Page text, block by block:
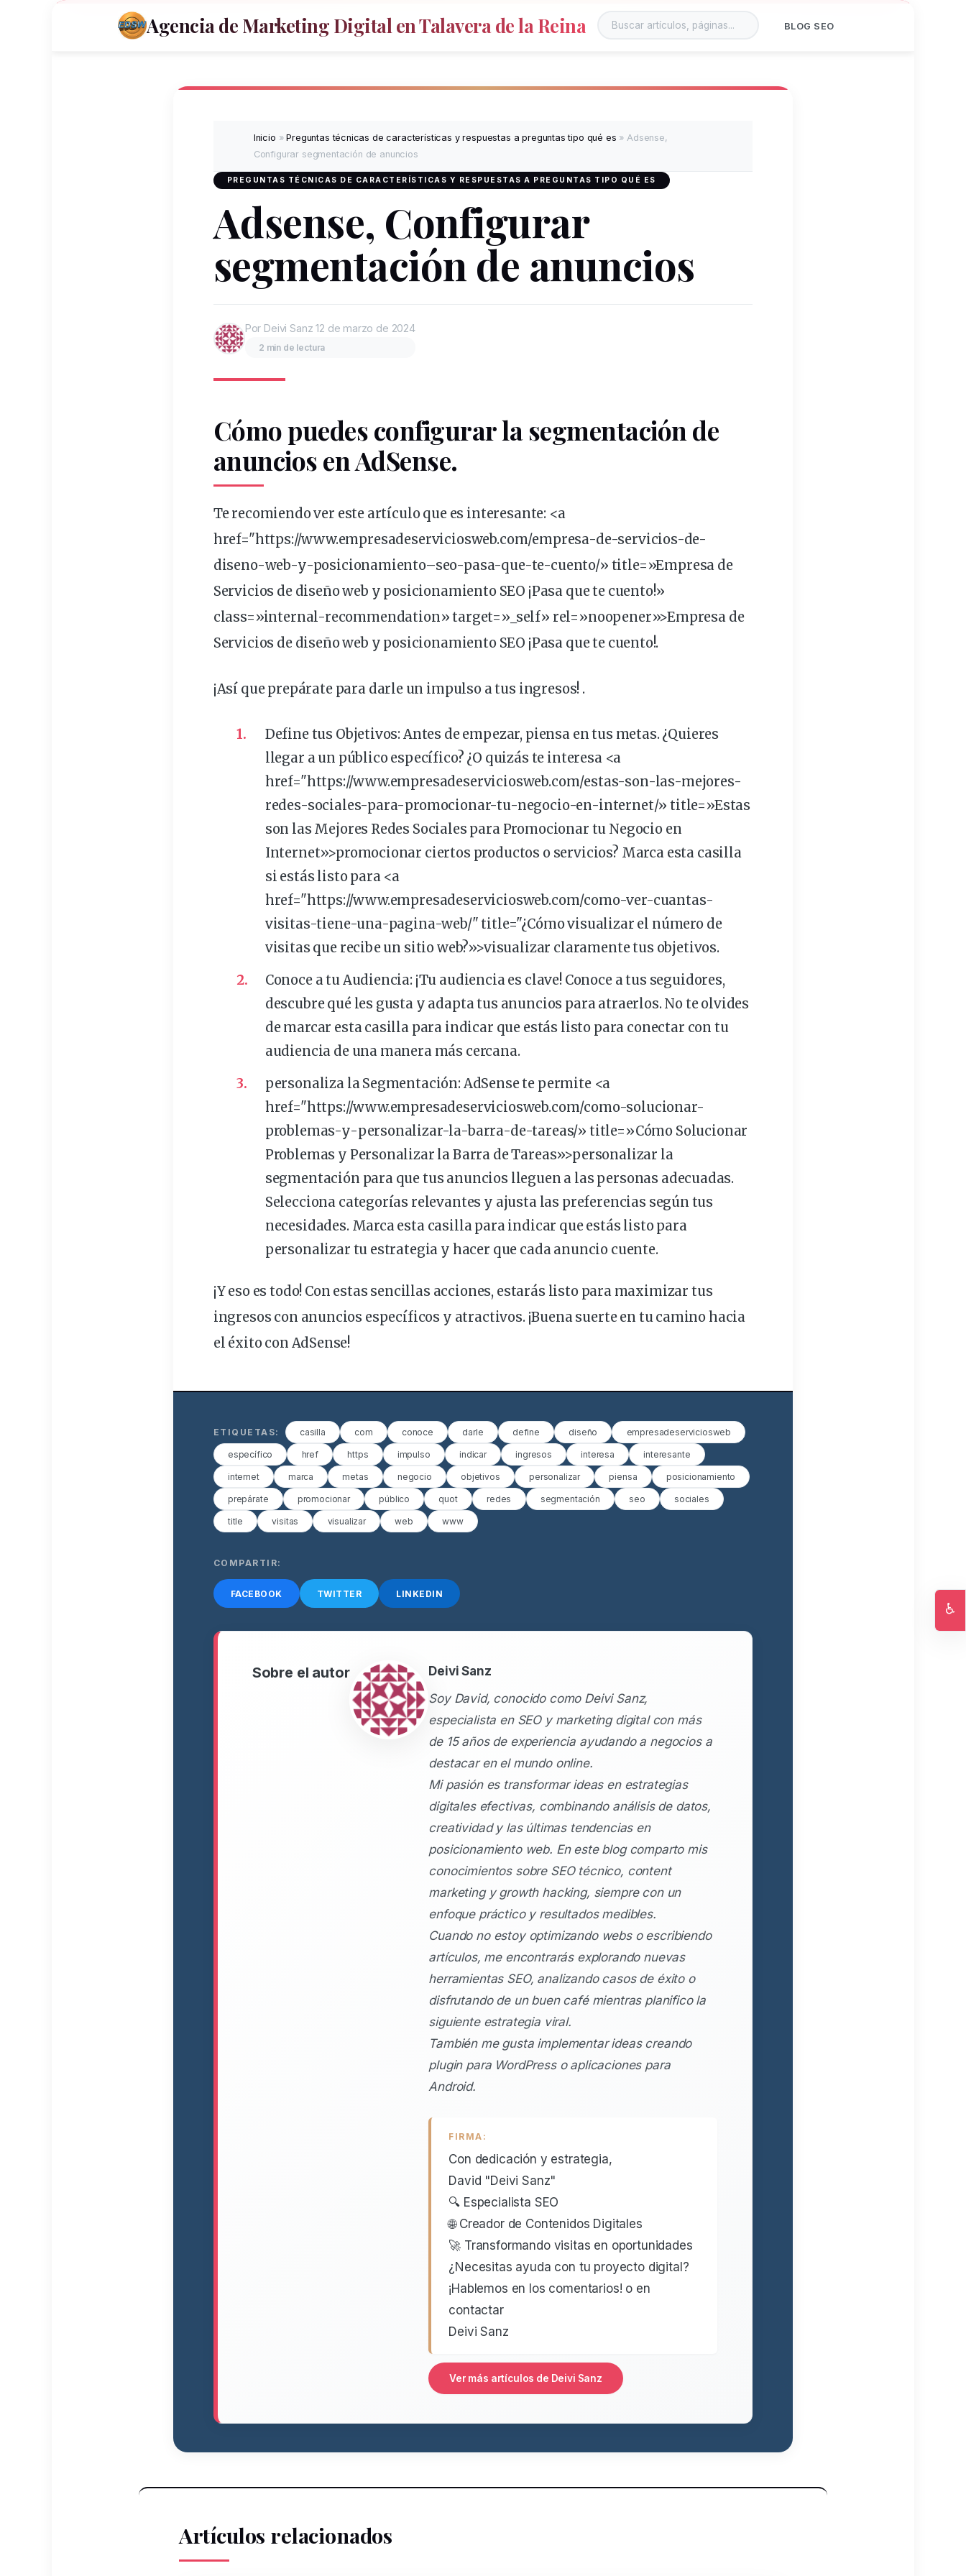
Agencia de Marketing Digital en Talavera de la Reina BLOG SEO
Inicio »Preguntas técnicas de características y respuestas a preguntas tipo qué es »Adsense,
Configurar segmentación de anuncios
PREGUNTAS TÉCNICAS DE CARACTERÍSTICAS Y RESPUESTAS A PREGUNTAS TIPO QUÉ ES
Adsense, Configurar
segmentación de anuncios
Por Deivi Sanz 12 de marzo de 2024
2 min de lectura
Cómo puedesconfigurarlasegmentación de
anuncios en AdSense.
Te recomiendo ver este artículo que es interesante: <a
href="https://www.empresadeserviciosweb.com/empresa-de-servicios-de-
diseno-web-y-posicionamiento–seo-pasa-que-te-cuento/» title=»Empresa de
Servicios de diseñoweb y posicionamiento SEO ¡Pasa que te cuento!»
class=»internal-recommendation» target=»_self» rel=»noopener»>Empresa de
Servicios de diseño web y posicionamiento SEO ¡Pasa que te cuento!.
¡Así queprepáratepara darleun impulsoa tus ingresos! .
Define tus Objetivos: Antes de empezar, piensaen tus metas. ¿Quieres
llegar a un públicoespecífico? ¿O quizás te interesa<a
href="https://www.empresadeserviciosweb.com/estas-son-las-mejores-
redes-sociales-para-promocionar-tu-negocio-en-internet/» title=»Estas
son las Mejores Redes Sociales para Promocionar tu Negocio en
Internet»>promocionar ciertos productos o servicios? Marca esta casilla
si estás listo para <a
href="https://www.empresadeserviciosweb.com/como-ver-cuantas-
visitas-tiene-una-pagina-web/" title="¿Cómovisualizar el número de
visitas que recibe un sitio web?»>visualizar claramente tus objetivos.
Conoce a tu Audiencia: ¡Tu audiencia es clave! Conoce a tus seguidores,
descubre qué les gusta y adapta tus anuncios para atraerlos. No te olvides
de marcar esta casilla para indicar que estás listo para conectar con tu
audiencia de una manera más cercana.
personalizala Segmentación: AdSense te permite <a
href="https://www.empresadeserviciosweb.com/como-solucionar-
problemas-y-personalizar-la-barra-de-tareas/» title=»Cómo Solucionar
Problemas y Personalizar la Barra de Tareas»>personalizar la
segmentación para que tus anuncios lleguen a las personas adecuadas.
Selecciona categorías relevantes y ajusta las preferencias según tus
necesidades. Marca esta casilla para indicar que estás listo para
personalizar tu estrategia y hacer que cada anuncio cuente.
¡Y eso es todo! Con estas sencillas acciones, estarás listo para maximizar tus
ingresos con anuncios específicos y atractivos. ¡Buena suerte en tu camino hacia
el éxito con AdSense!
ETIQUETAS: casilla com conoce darle define diseño empresadeserviciosweb
específico href https impulso indicar ingresos interesa interesante
internet marca metas negocio objetivos personalizar piensa posicionamiento
prepárate promocionar público quot redes segmentación seo sociales
title visitas visualizar web www
COMPARTIR:
FACEBOOK TWITTER LINKEDIN
Sobre el autor
Deivi Sanz
Soy David, conocido como Deivi Sanz,
especialista en SEO y marketing digital con más
de 15 años de experiencia ayudando a negocios a
destacar en el mundo online.
Mi pasión es transformar ideas en estrategias
digitales efectivas, combinando análisis de datos,
creatividad y las últimas tendencias en
posicionamiento web. En este blog comparto mis
conocimientos sobre SEO técnico, content
marketing y growth hacking, siempre con un
enfoque práctico y resultados medibles.
Cuando no estoy optimizando webs o escribiendo
artículos, me encontrarás explorando nuevas
herramientas SEO, analizando casos de éxito o
disfrutando de un buen café mientras planifico la
siguiente estrategia viral.
También me gusta implementar ideas creando
plugin para WordPress o aplicaciones para
Android.
FIRMA:
Con dedicación y estrategia,
David "Deivi Sanz"
🔍 Especialista SEO
🌐 Creador de Contenidos Digitales
🚀 Transformando visitas en oportunidades
¿Necesitas ayuda con tu proyecto digital?
¡Hablemos en los comentarios! o en
contactar
Deivi Sanz
Ver más artículos de Deivi Sanz
Artículos relacionados
♿